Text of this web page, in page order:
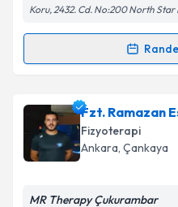
Koru, 2432. Cd. No:200 North Star
Randevu Takvimi
Fzt. Emrah Korkmaz
oluşturun. Size bu
takvim
Fzt. Ramazan
Fizyoterapi
Ankara, Çankaya
MR Therapy Çukurambar